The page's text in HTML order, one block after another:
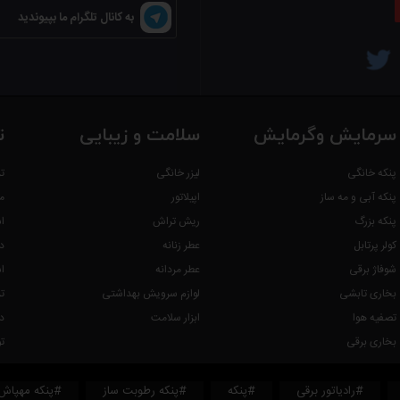
رستورانی و صنعتی
به کانال تلگرام ما بپیوندید
سرمایش وگرمایش
پنکه خانگی
پنکه آبی و مه ساز
پنکه بزرگ
کولر پرتابل
شوفاژ برقی
بخاری تابشی
تصفیه هوا
بخاری برقی
سلامت و زیبایی
لیزر خانگی
اپیلاتور
ریش تراش
عطر زنانه
عطر مردانه
لوازم سرویش بهداشتی
ابزار سلامت
#رادیاتور برقی #پنکه #پنکه رطوبت ساز #پنکه